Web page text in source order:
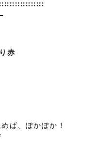
::
赤
ば、ぽかぽか！